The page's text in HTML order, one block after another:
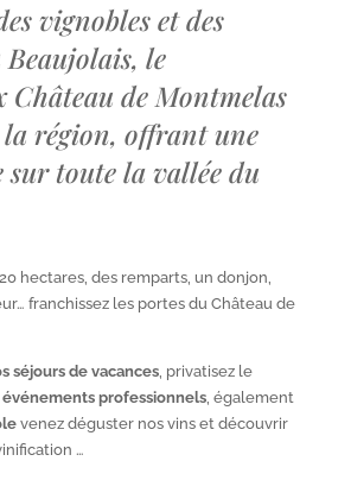
vignobles et des
le
Château de Montmelas
région, offrant une
sur toute la vallée du
hectares, des remparts, un donjon,
franchissez les portes du Château de
séjours de vacances, privatisez le
événements professionnels, également
venez déguster nos vins et découvrir
…